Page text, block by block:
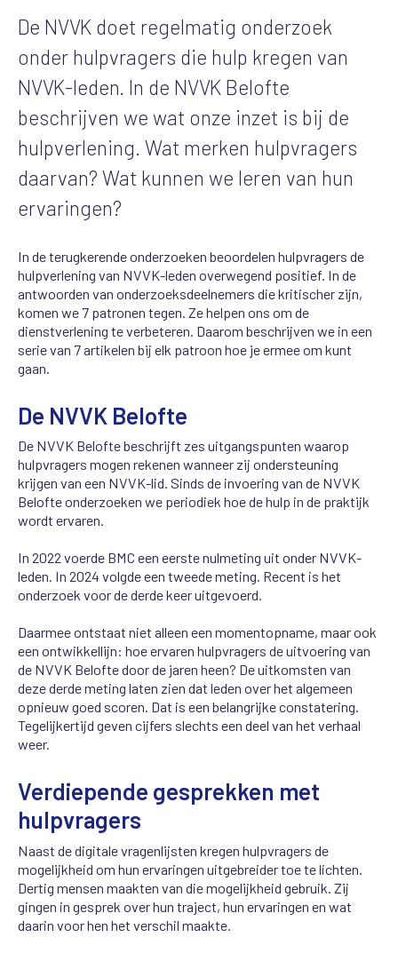
De NVVK doet regelmatig onderzoek
onder hulpvragers die hulp kregen van
NVVK-leden. In de NVVK Belofte
beschrijven we wat onze inzet is bij de
hulpverlening. Wat merken hulpvragers
daarvan? Wat kunnen we leren van hun
ervaringen?
In de terugkerende onderzoeken beoordelen hulpvragers de
hulpverlening van NVVK-leden overwegend positief. In de
antwoorden van onderzoeksdeelnemers die kritischer zijn,
komen we 7 patronen tegen. Ze helpen ons om de
dienstverlening te verbeteren. Daarom beschrijven we in een
serie van 7 artikelen bij elk patroon hoe je ermee om kunt
gaan.
De NVVK Belofte
De NVVK Belofte beschrijft zes uitgangspunten waarop
hulpvragers mogen rekenen wanneer zij ondersteuning
krijgen van een NVVK-lid. Sinds de invoering van de NVVK
Belofte onderzoeken we periodiek hoe de hulp in de praktijk
wordt ervaren.
In 2022 voerde BMC een eerste nulmeting uit onder NVVK-
leden. In 2024 volgde een tweede meting. Recent is het
onderzoek voor de derde keer uitgevoerd.
Daarmee ontstaat niet alleen een momentopname, maar ook
een ontwikkellijn: hoe ervaren hulpvragers de uitvoering van
de NVVK Belofte door de jaren heen? De uitkomsten van
deze derde meting laten zien dat leden over het algemeen
opnieuw goed scoren. Dat is een belangrijke constatering.
Tegelijkertijd geven cijfers slechts een deel van het verhaal
weer.
Verdiepende gesprekken met
hulpvragers
Naast de digitale vragenlijsten kregen hulpvragers de
mogelijkheid om hun ervaringen uitgebreider toe te lichten.
Dertig mensen maakten van die mogelijkheid gebruik. Zij
gingen in gesprek over hun traject, hun ervaringen en wat
daarin voor hen het verschil maakte.